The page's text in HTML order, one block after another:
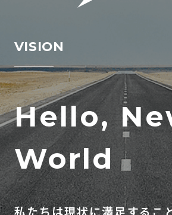
VISION
Hello, Ne
World